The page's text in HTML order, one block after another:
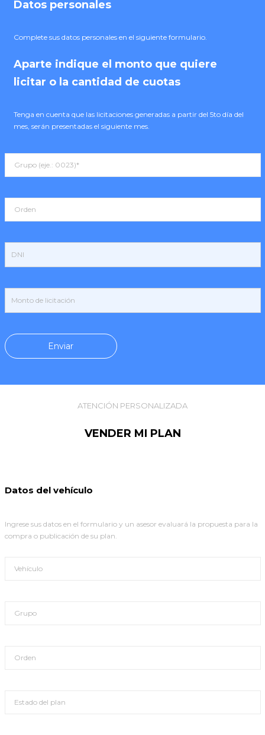
Datos personales
Complete sus datos personales en el siguiente formulario.
Aparte indique el monto que quiere
licitar o la cantidad de cuotas
Tenga en cuenta que las licitaciones generadas a partir del 5to día del
mes, serán presentadas el siguiente mes.
ATENCIÓN PERSONALIZADA
VENDER MI PLAN
Datos del vehículo
Ingrese sus datos en el formulario y un asesor evaluará la propuesta para la
compra o publicación de su plan.